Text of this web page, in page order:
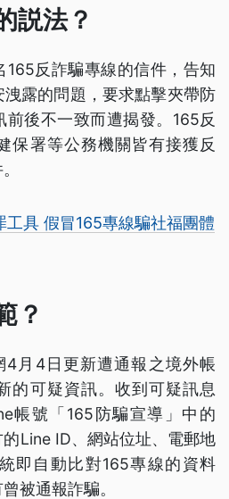
説法？
165反詐騙專線的信件，告知
露的問題，要求點擊夾帶防
後不一致而遭揭發。165反
保署等公務機關皆有接獲反
工具 假冒165專線騙社福團體
？
4月4日更新遭通報之境外帳
的可疑資訊。收到可疑訊息
帳號「165防騙宣導」中的
的Line ID、網站位址、電郵地
即自動比對165專線的資料
被通報詐騙。